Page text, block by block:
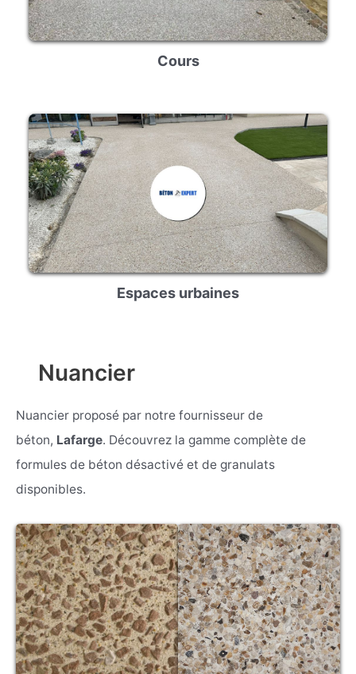
Cours
Espaces urbaines
Nuancier
Nuancier proposé par notre fournisseur de
béton, Lafarge. Découvrez la gamme complète de
formules de béton désactivé et de granulats
disponibles.